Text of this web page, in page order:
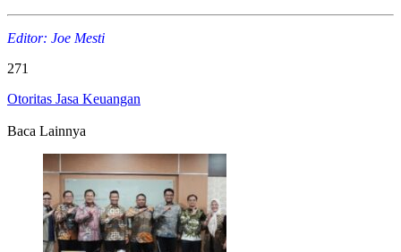
Editor: Joe Mesti
271
Otoritas Jasa Keuangan
Baca Lainnya